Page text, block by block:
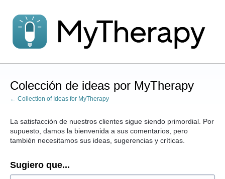
al
contenido
Colección de ideas por MyTherapy
← Collection of Ideas for MyTherapy
La satisfacción de nuestros clientes sigue siendo primordial. Por
supuesto, damos la bienvenida a sus comentarios, pero
también necesitamos sus ideas, sugerencias y críticas.
Sugiero que...